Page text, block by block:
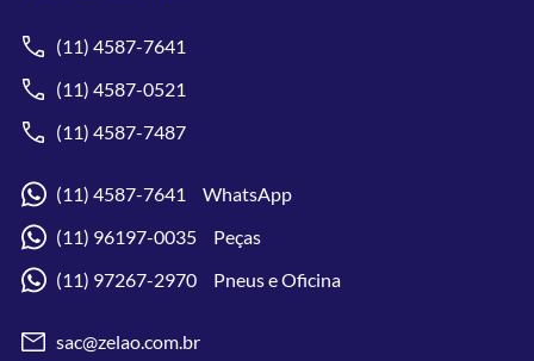
(11) 4587-7641
(11) 4587-0521
(11) 4587-7487
(11) 4587-7641 WhatsApp
(11) 96197-0035 Peças
(11) 97267-2970 Pneus e Oficina
sac@zelao.com.br